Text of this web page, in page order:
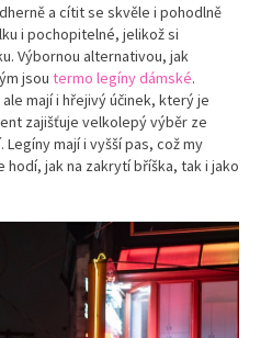
a cítit se skvěle i pohodlně
i pochopitelné, jelikož si
Výbornou alternativou, jak
jsou termo legíny dámské.
mají i hřejivý účinek, který je
zajišťuje velkolepý výběr ze
mají i vyšší pas, což my
jak na zakrytí bříška, tak i jako